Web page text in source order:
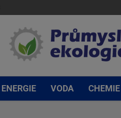
ENERGIE VODA CHEMIE